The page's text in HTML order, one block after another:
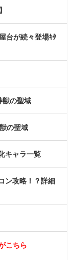
台が続々登場ｷﾀ
獣の聖域
の聖域
キャラ一覧
ン攻略！？詳細
こちら